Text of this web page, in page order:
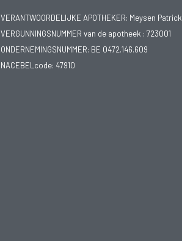
VERANTWOORDELIJKE APOTHEKER: Meysen Patrick
VERGUNNINGSNUMMER van de apotheek : 723001
ONDERNEMINGSNUMMER: BE 0472.146.609
NACEBELcode: 47910